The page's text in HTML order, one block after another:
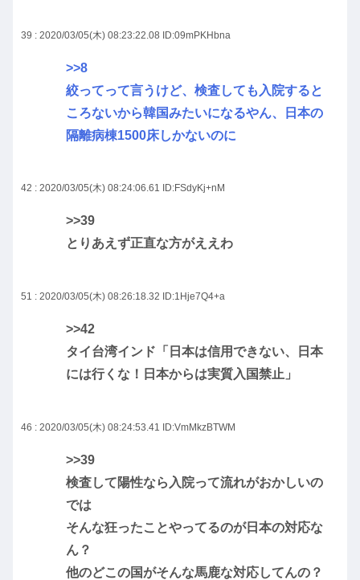
39 : 2020/03/05(木) 08:23:22.08 ID:09mPKHbna
>>8
絞ってって言うけど、検査しても入院すると
ころないから韓国みたいになるやん、日本の
隔離病棟1500床しかないのに
42 : 2020/03/05(木) 08:24:06.61 ID:FSdyKj+nM
>>39
とりあえず正直な方がええわ
51 : 2020/03/05(木) 08:26:18.32 ID:1Hje7Q4+a
>>42
タイ台湾インド「日本は信用できない、日本
には行くな！日本からは実質入国禁止」
46 : 2020/03/05(木) 08:24:53.41 ID:VmMkzBTWM
>>39
検査して陽性なら入院って流れがおかしいの
では
そんな狂ったことやってるのが日本の対応な
ん？
他のどこの国がそんな馬鹿な対応してんの？